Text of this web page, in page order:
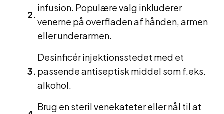
infusion. Populære valg inkluderer
venerne på overfladen af ​​hånden, armen
eller underarmen.
Desinficér injektionsstedet med et
passende antiseptisk middel som f.eks.
alkohol.
Brug en steril venekateter eller nål til at